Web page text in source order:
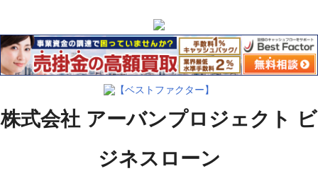
【ベストファクター】
株式会社 アーバンプロジェクト ビ
ジネスローン